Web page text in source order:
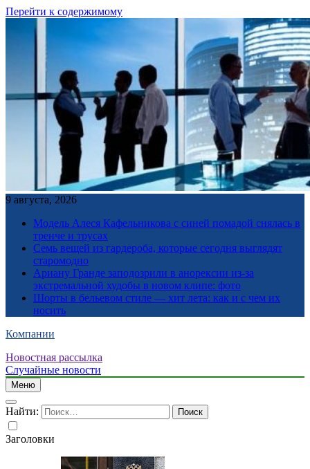
Перейти к содержимому
9 августа, 2026
Модель Алеся Кафельникова с синей помадой снялась в
тренче и трусах
Семь вещей из гардероба, которые сегодня выглядят
старомодно
Ариану Гранде заподозрили в анорексии из-за
экстремальной худобы в новом клипе: фото
Шорты в бельевом стиле — хит лета: как и с чем их
носить
Компании
Новостная рассылка
Случайные новости
Меню
Найти:
Заголовки